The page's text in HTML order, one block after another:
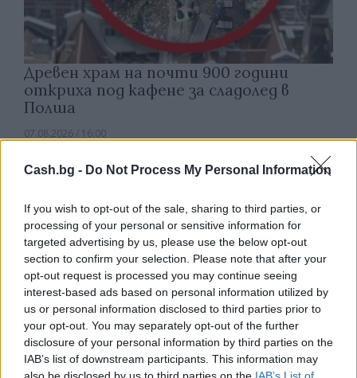
Cash.bg - Do Not Process My Personal Information
If you wish to opt-out of the sale, sharing to third parties, or
processing of your personal or sensitive information for
targeted advertising by us, please use the below opt-out
section to confirm your selection. Please note that after your
opt-out request is processed you may continue seeing
interest-based ads based on personal information utilized by
us or personal information disclosed to third parties prior to
your opt-out. You may separately opt-out of the further
disclosure of your personal information by third parties on the
IAB’s list of downstream participants. This information may
also be disclosed by us to third parties on the IAB’s List of
Древен храм на почти 900 години
откриха под кафене за сладолед в
Полша
07.08.2026 / 16:00